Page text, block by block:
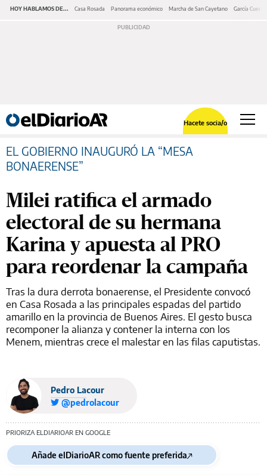
HOY HABLAMOS DE... Casa Rosada Panorama económico Marcha de San Cayetano García Cuerva
Hacete socia/o
EL GOBIERNO INAUGURÓ LA “MESA
BONAERENSE”
Milei ratifica el armado
electoral de su hermana
Karina y apuesta al PRO
para reordenar la campaña
Tras la dura derrota bonaerense, el Presidente convocó
en Casa Rosada a las principales espadas del partido
amarillo en la provincia de Buenos Aires. El gesto busca
recomponer la alianza y contener la interna con los
Menem, mientras crece el malestar en las filas caputistas.
Pedro Lacour
@pedrolacour
PRIORIZA ELDIARIOAR EN GOOGLE
Añade elDiarioAR como fuente preferida